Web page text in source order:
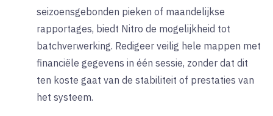
seizoensgebonden pieken of maandelijkse
rapportages, biedt Nitro de mogelijkheid tot
batchverwerking. Redigeer veilig hele mappen met
financiële gegevens in één sessie, zonder dat dit
ten koste gaat van de stabiliteit of prestaties van
het systeem.